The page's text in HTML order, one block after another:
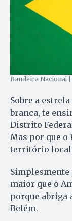
Bandeira Nacional |
Sobre a
branca, te
Distrito
Mas por que o
território
Simplesmente
maior que o
porque abriga
Belém.